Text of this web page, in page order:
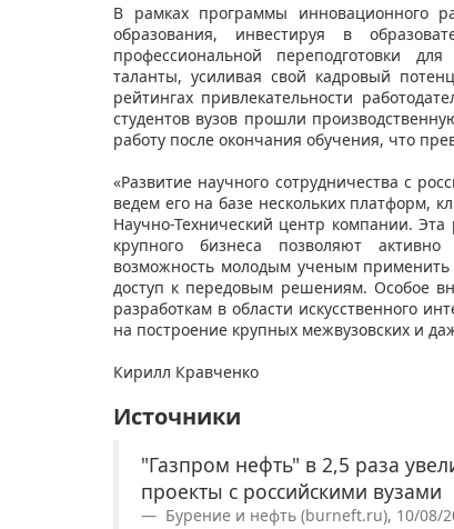
В рамках программы инновационного
образования, инвестируя в
профессиональной переподготовки
таланты, усиливая свой кадровый
рейтингах привлекательности
студентов вузов прошли
работу после окончания обучения, что
«Развитие научного сотрудничества с
ведем его на базе нескольких платформ,
Научно-Технический центр компании.
крупного бизнеса позволяют
возможность молодым ученым
доступ к передовым решениям. Особое
разработкам в области искусственного
на построение крупных межвузовских и
​Кирилл Кравченко
Источники
"Газпром нефть" в 2,5 раза
проекты с российскими вузами
Бурение и нефть (burneft.ru), 10/08/